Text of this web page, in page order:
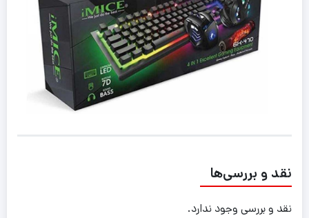
نقد و بررسی‌ها
نقد و بررسی وجود ندارد.